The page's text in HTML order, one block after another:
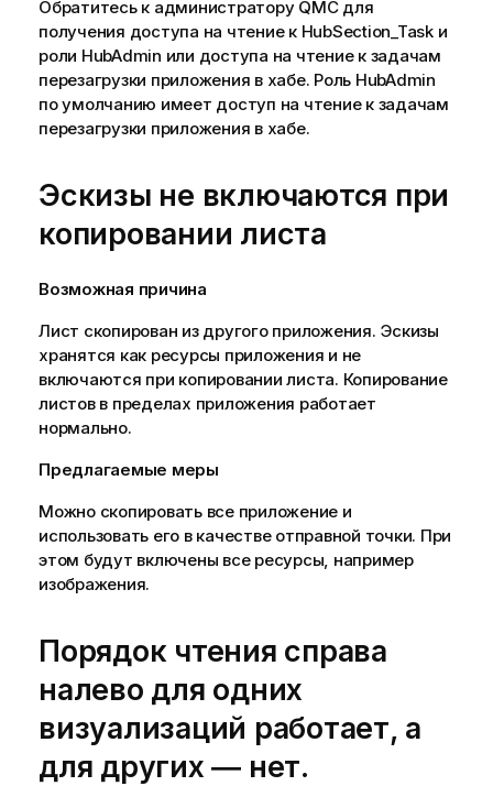
Обратитесь к администратору QMCдля
получения доступа на чтение к HubSection_Task и
роли HubAdmin или доступа на чтение к задачам
перезагрузки приложения в хабе. Роль HubAdmin
по умолчанию имеет доступ на чтение к задачам
перезагрузки приложения в хабе.
Эскизы не включаются при
копировании листа
Возможная причина
Лист скопирован из другого приложения. Эскизы
хранятся как ресурсы приложения и не
включаются при копировании листа. Копирование
листов в пределах приложения работает
нормально.
Предлагаемые меры
Можно скопировать все приложение и
использовать его в качестве отправной точки. При
этом будут включены все ресурсы, например
изображения.
Порядок чтения справа
налево для одних
визуализаций работает, а
для других ― нет.